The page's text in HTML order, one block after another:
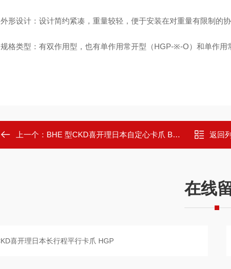
外形设计：设计简约紧凑，重量较轻，便于安装在对重量有限制的
规格类型：有双作用型，也有单作用常开型（HGP-※-O）和单作
上一个： BHE 型CKD喜开理日本自定心卡爪 BHE 返回
在线